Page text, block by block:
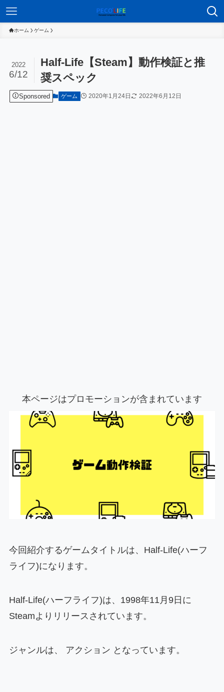
ホーム ゲーム
Half-Life【Steam】動作検証と推
奨スペック
2022
6/12
Sponsored ゲーム 2020年1月24日 2022年6月12日
本ページはプロモーションが含まれています
今回紹介するゲームタイトルは、Half-Life(ハーフ
ライフ)になります。
Half-Life(ハーフライフ)は、1998年11月9日に
Steamよりリリースされています。
ジャンルは、 アクション となっています。